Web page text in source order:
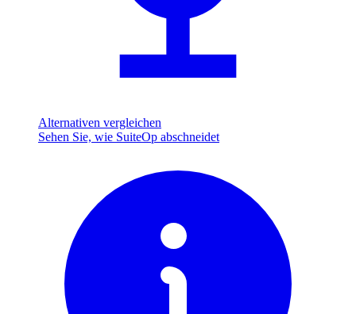
Alternativen vergleichen
Sehen Sie, wie SuiteOp abschneidet